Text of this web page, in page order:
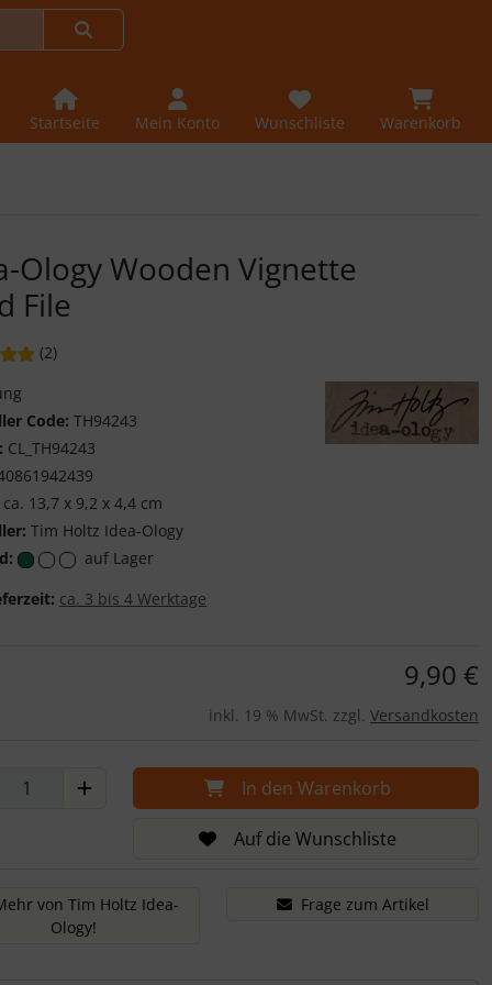
Startseite Mein Konto Wunschliste Warenkorb
Ology Wooden Vignette
File
5 von 5 Sternen!
(2Bewertungen
)
Code: TH94243
CL_TH94243
ca. 13,7 x 9,2 x 4,4 cm
Tim Holtz Idea-Ology
auf Lager
ca. 3 bis 4 Werktage
9,90 €
inkl. 19 % MwSt. zzgl. Versandkosten
In den Warenkorb
Auf die Wunschliste
von Tim Holtz Idea-
Ology!
Frage zum Artikel